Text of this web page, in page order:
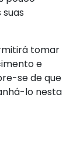
tomar
e
se de que
lo nesta